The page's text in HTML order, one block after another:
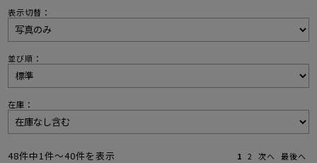
表示切替：
並び順：
在庫：
48件中1件〜40件を表示 1 2 次へ 最後へ